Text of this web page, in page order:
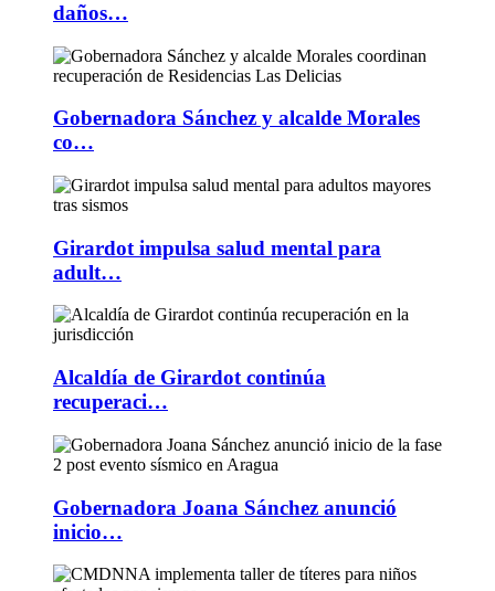
daños…
Gobernadora Sánchez y alcalde Morales
co…
Girardot impulsa salud mental para
adult…
Alcaldía de Girardot continúa
recuperaci…
Gobernadora Joana Sánchez anunció
inicio…